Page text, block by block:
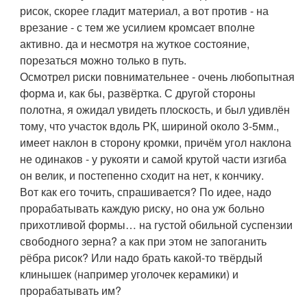
рисок, скорее гладит материал, а вот против - на
врезание - с тем же усилием кромсает вполне
активно. да и несмотря на жуткое состояние,
порезаться можно только в путь.
Осмотрел риски повнимательнее - очень любопытная
форма и, как бы, развёртка. С другой стороны
полотна, я ожидал увидеть плоскость, и был удивлён
тому, что участок вдоль РК, шириной около 3-5мм.,
имеет наклон в сторону кромки, причём угол наклона
не одинаков - у рукояти и самой крутой части изгиба
он велик, и постепенно сходит на нет, к кончику.
Вот как его точить, спрашивается? По идее, надо
прорабатывать каждую риску, но она уж больно
прихотливой формы… на густой обильной суспензии
свободного зерна? а как при этом не запоганить
рёбра рисок? Или надо брать какой-то твёрдый
клинышек (например уголочек керамики) и
прорабатывать им?